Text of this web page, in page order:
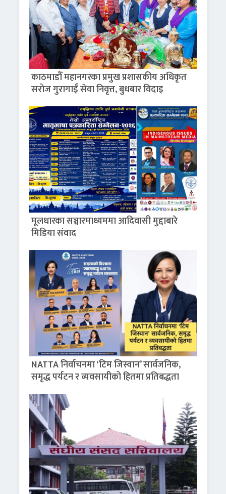
काठमाडौँ महानगरका प्रमुख प्रशासकीय अधिकृत
सरोज गुरागाईँ सेवा निवृत्त, बुधबार विदाइ
मूलधारका सञ्चारमाध्यममा आदिवासी मुद्दाबारे
मिडिया संवाद
NATTA निर्वाचनमा ‘टिम जिस्वान’ सार्वजनिक,
समृद्ध पर्यटन र व्यवसायीको हितमा प्रतिबद्धता